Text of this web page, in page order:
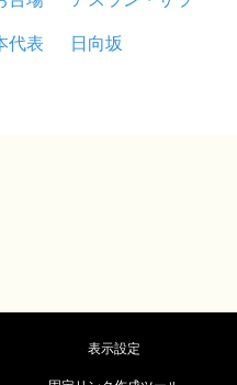
代表
日向坂
表示設定